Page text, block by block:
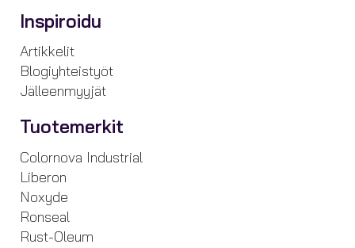
Inspiroidu
Artikkelit
Blogiyhteistyöt
Jälleenmyyjät
Tuotemerkit
Colornova Industrial
Liberon
Noxyde
Ronseal
Rust-Oleum